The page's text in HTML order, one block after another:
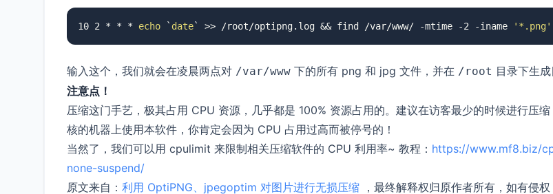
10 2 * * * echo ` date` >> /root/optipng.log && find /var/www/ -mtime -2 -iname '*.png'
输入这个，我们就会在凌晨两点对 /var/www 下的所有 png 和 jpg 文件，并在 /root 目录下生成
注意点！
压缩这门手艺，极其占用 CPU 资源，几乎都是 100% 资源占用的。建议在访客最少的时候进行压
核的机器上使用本软件，你肯定会因为 CPU 占用过高而被停号的！
当然了，我们可以用 cpulimit 来限制相关压缩软件的 CPU 利用率~ 教程： https://www.mf8.biz/
none-suspend/
原文来自： 利用 OptiPNG、jpegoptim 对图片进行无损压缩 ，最终解释权归原作者所有，如有侵